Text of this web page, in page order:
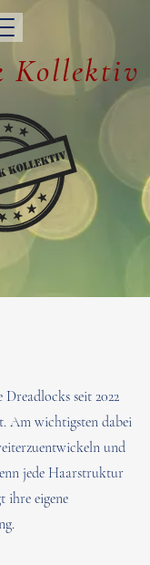
Kollektiv
seit 2022
Am wichtigsten dabei
und
jede Haarstruktur
ihre eigene